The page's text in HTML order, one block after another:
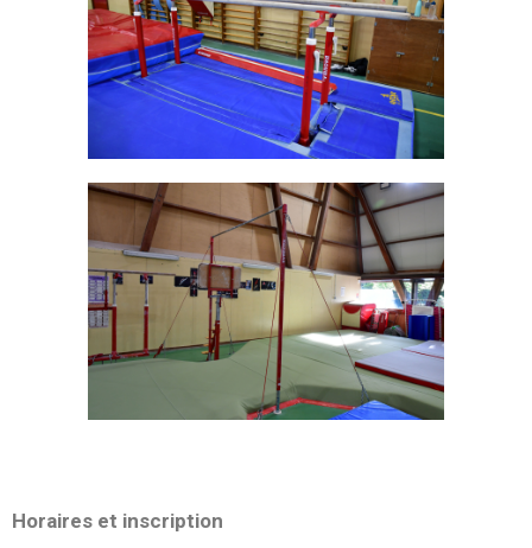
Horaires et inscription